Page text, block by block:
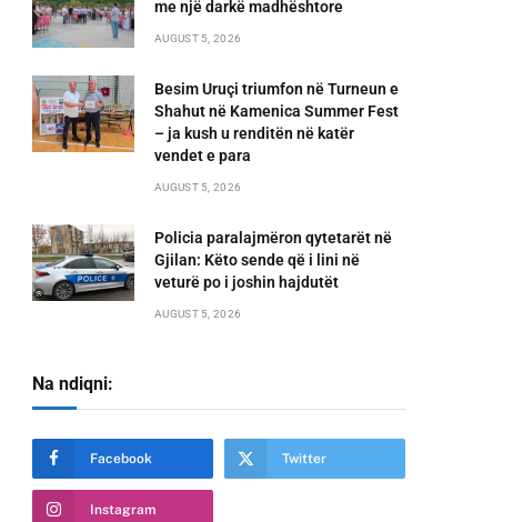
me një darkë madhështore
AUGUST 5, 2026
Besim Uruçi triumfon në Turneun e
Shahut në Kamenica Summer Fest
– ja kush u renditën në katër
vendet e para
AUGUST 5, 2026
Policia paralajmëron qytetarët në
Gjilan: Këto sende që i lini në
veturë po i joshin hajdutët
AUGUST 5, 2026
Na ndiqni:
Facebook Twitter
Instagram